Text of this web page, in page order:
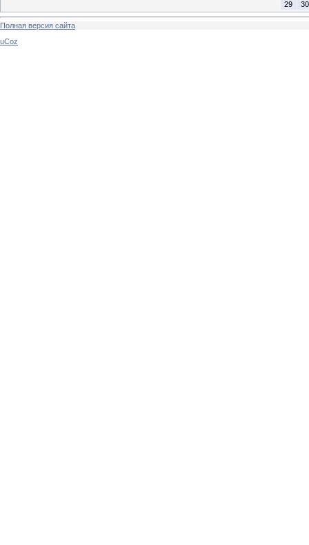
29
30
Полная версия сайта
uCoz